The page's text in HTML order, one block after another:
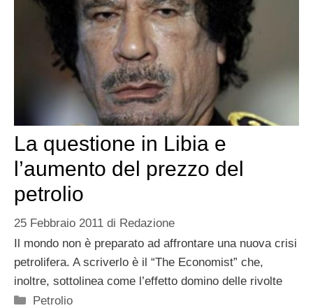
La questione in Libia e
l’aumento del prezzo del
petrolio
25 Febbraio 2011 di Redazione
Il mondo non è preparato ad affrontare una nuova crisi
petrolifera. A scriverlo è il “The Economist” che,
inoltre, sottolinea come l’effetto domino delle rivolte
Categorie
Petrolio